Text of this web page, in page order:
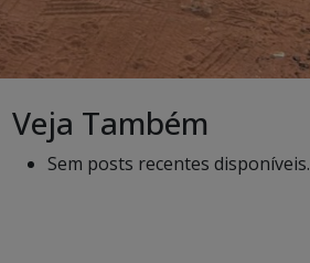
Veja Também
Sem posts recentes disponíveis.